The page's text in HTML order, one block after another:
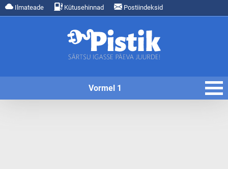
Ilmateade Kütusehinnad Postiindeksid
Vormel 1